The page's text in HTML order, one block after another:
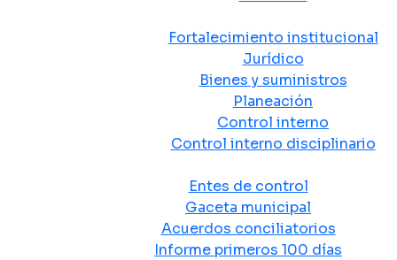
Fortalecimiento institucional
Jurídico
Bienes y suministros
Planeación
Control interno
Control interno disciplinario
Entes de control
Gaceta municipal
Acuerdos conciliatorios
Informe primeros 100 días